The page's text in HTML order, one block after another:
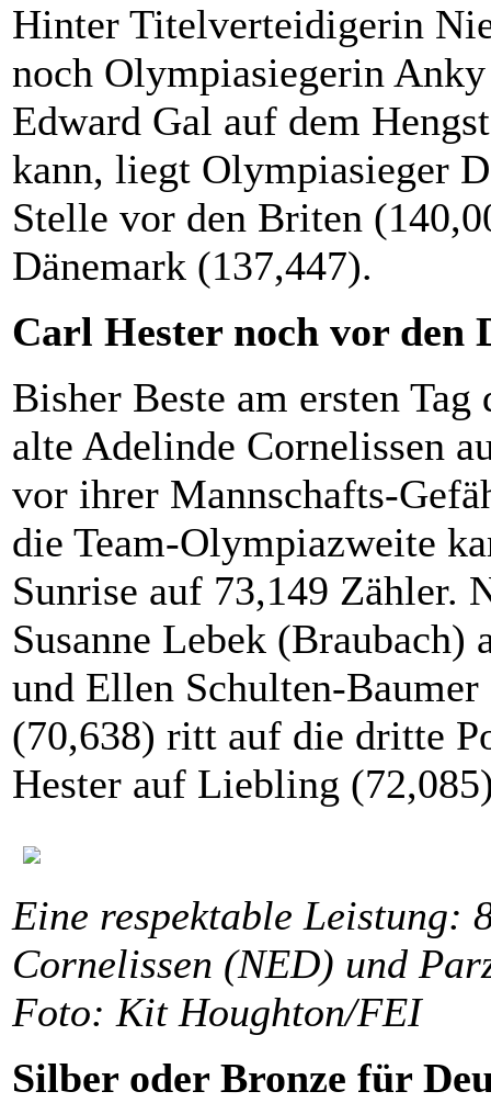
Hinter Titelverteidigerin
noch Olympiasiegerin
Edward Gal auf dem
kann, liegt Olympiasieger
Stelle vor den Briten
Dänemark (137,447).
Carl Hester noch vor den
Bisher Beste am ersten
alte Adelinde Cornelissen
vor ihrer Mannschafts-
die Team-Olympiazweite
Sunrise auf 73,149 Zähler.
Susanne Lebek (Braubach)
und Ellen Schulten-
(70,638) ritt auf die dritte
Hester auf Liebling
Eine respektable Leistung:
Cornelissen (NED) und
Foto: Kit Houghton/FEI
Silber oder Bronze für